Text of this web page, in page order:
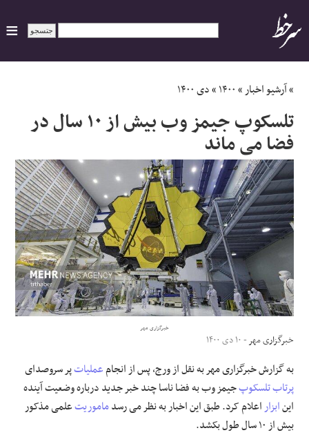
ایران
سیاسی
اقتصاد
ورزشی
جهان
اجتماعی
حوادث
علوم و فن آوری
فرهنگی و هنری
مقالات
»آرشیو اخبار»۱۴۰۰»دی ۱۴۰۰
تلسکوپ جیمز وب بیش از ۱۰ سال در
فضا می ماند
خبرگزاری مهر
خبرگزاری مهر- ۱۰ دی ۱۴۰۰
به گزارش خبرگزاری مهر به نقل از ورج، پس از انجامعملیاتپر سروصدای
پرتابتلسکوپجیمز وب به فضا ناسا چند خبر جدید درباره وضعیت آینده
اینابزاراعلام کرد. طبق این اخبار به نظر می رسدماموریتعلمی مذکور
بیش از ۱۰ سال طول بکشد.